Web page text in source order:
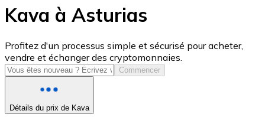
USD Coin
USDC
Kava à Asturias
Profitez d'un processus simple et sécurisé pour acheter,
vendre et échanger des cryptomonnaies.
Commencer
Détails du prix de Kava